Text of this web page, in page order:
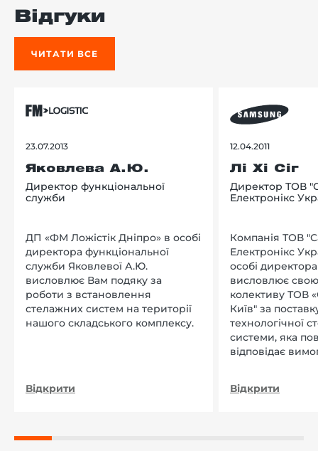
Відгуки
ЧИТАТИ ВСЕ
23.07.2013
Яковлева А.Ю.
Директор функціональної
служби
ДП «ФМ Ложістік Дніпро» в особі
директора функціональної
служби Яковлевої А.Ю.
висловлює Вам подяку за
роботи з встановлення
стелажних систем на території
нашого складського комплексу.
Відкрити
12.04.2011
Лі Хі Сіг
Директор ТОВ
Електронікс
Компанія ТОВ
Електронікс
особі
висловлює
колективу ТОВ
Київ" за
технологічної
системи, яка
відповідає
Відкрити